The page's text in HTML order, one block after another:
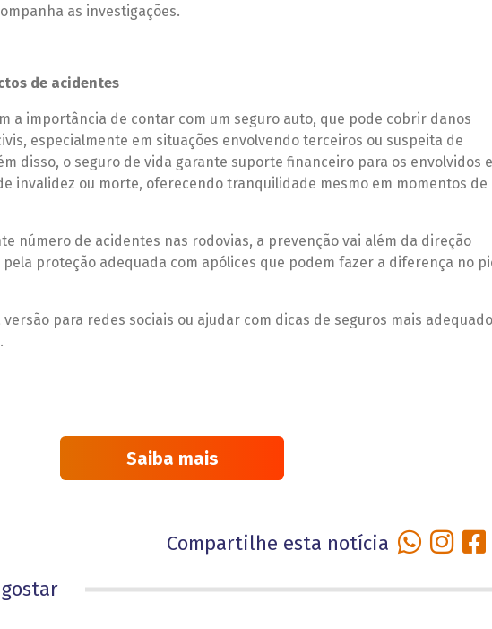
as investigações.
de acidentes
a importância de contar com um seguro auto, que pode cobrir danos
especialmente em situações envolvendo terceiros ou suspeita de
disso, o seguro de vida garante suporte financeiro para os envolvidos e
invalidez ou morte, oferecendo tranquilidade mesmo em momentos de
número de acidentes nas rodovias, a prevenção vai além da direção
pela proteção adequada com apólices que podem fazer a diferença no
para redes sociais ou ajudar com dicas de seguros mais
.
Saiba mais
Compartilhe esta notícia